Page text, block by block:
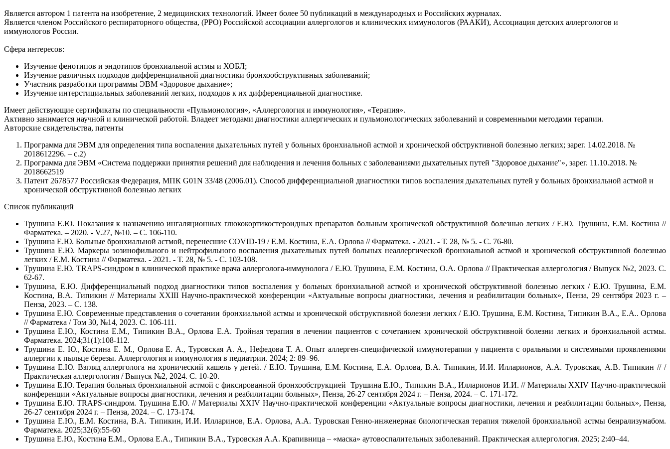
Является автором 1 патента на изобретение, 2 медицинских технологий. Имеет более 50 публикаций в международных и Российских журналах.
Является членом Российского респираторного общества, (РРО) Российской ассоциации аллергологов и клинических иммунологов (РААКИ), Ассоциация детских аллергологов и
иммунологов России.
Сфера интересов:
Изучение фенотипов и эндотипов бронхиальной астмы и ХОБЛ;
Изучение различных подходов дифференциальной диагностики бронхообструктивных заболеваний;
Участник разработки программы ЭВМ «Здоровое дыхание»;
Изучение интерстициальных заболеваний легких, подходов к их дифференциальной диагностике.
Имеет действующие сертификаты по специальности «Пульмонология», «Аллергология и иммунология», «Терапия».
Активно занимается научной и клинической работой. Владеет методами диагностики аллергических и пульмонологических заболеваний и современными методами терапии.
Авторские свидетельства, патенты
Программа для ЭВМ для определения типа воспаления дыхательных путей у больных бронхиальной астмой и хронической обструктивной болезнью легких; зарег. 14.02.2018. №
2018612296. – с.2)
Программа для ЭВМ «Система поддержки принятия решений для наблюдения и лечения больных с заболеваниями дыхательных путей "Здоровое дыхание"», зарег. 11.10.2018. №
2018662519
Патент 2678577 Российская Федерация, МПК G01N 33/48 (2006.01). Способ дифференциальной диагностики типов воспаления дыхательных путей у больных бронхиальной астмой и
хронической обструктивной болезнью легких
Список публикаций
Трушина Е.Ю. Показания к назначению ингаляционных глюкокортикостероидных препаратов больным хронической обструктивной болезнью легких / Е.Ю. Трушина, Е.М. Костина //
Фарматека. – 2020. - V.27, №10. – С. 106-110.
Трушина Е.Ю. Больные бронхиальной астмой, перенесшие COVID-19 / Е.М. Костина, Е.А. Орлова // Фарматека. - 2021. - Т. 28, № 5. - С. 76-80.
Трушина Е.Ю. Маркеры эозинофильного и нейтрофильного воспаления дыхательных путей больных неаллергической бронхиальной астмой и хронической обструктивной болезнью
легких / Е.М. Костина // Фарматека. - 2021. - Т. 28, № 5. - С. 103-108.
Трушина Е.Ю. TRAPS-синдром в клинической практике врача аллерголога-иммунолога / Е.Ю. Трушина, Е.М. Костина, О.А. Орлова // Практическая аллергология / Выпуск №2, 2023. С.
62-67.
Трушина, Е.Ю. Дифференциальный подход диагностики типов воспаления у больных бронхиальной астмой и хронической обструктивной болезнью легких / Е.Ю. Трушина, Е.М.
Костина, В.А. Типикин // Материалы XXIII Научно-практической конференции «Актуальные вопросы диагностики, лечения и реабилитации больных», Пенза, 29 сентября 2023 г. –
Пенза, 2023. – С. 138.
Трушина Е.Ю. Современные представления о сочетании бронхиальной астмы и хронической обструктивной болезни легких / Е.Ю. Трушина, Е.М. Костина, Типикин В.А., Е.А.. Орлова
// Фарматека / Том 30, №14, 2023. С. 106-111.
Трушина Е.Ю., Костина Е.М., Типикин В.А., Орлова Е.А. Тройная терапия в лечении пациентов с сочетанием хронической обструктивной болезни легких и бронхиальной астмы.
Фарматека. 2024;31(1):108-112.
Трушина Е. Ю., Костина Е. М., Орлова Е. А., Туровская А. А., Нефедова Т. А. Опыт аллерген-специфической иммунотерапии у пациента с оральными и системными проявлениями
аллергии к пыльце березы. Аллергология и иммунология в педиатрии. 2024; 2: 89–96.
Трушина Е.Ю. Взгляд аллерголога на хронический кашель у детей. / Е.Ю. Трушина, Е.М. Костина, Е.А. Орлова, В.А. Типикин, И.И. Илларионов, А.А. Туровская, А.В. Типикин // /
Практическая аллергология / Выпуск №2, 2024. С. 10-20.
Трушина Е.Ю. Терапия больных бронхиальной астмой с фиксированной бронхообструкцией Трушина Е.Ю., Типикин В.А., Илларионов И.И. // Материалы XХIV Научно-практической
конференции «Актуальные вопросы диагностики, лечения и реабилитации больных», Пенза, 26-27 сентября 2024 г. – Пенза, 2024. – С. 171-172.
Трушина Е.Ю. TRAPS-синдром. Трушина Е.Ю. // Материалы XХIV Научно-практической конференции «Актуальные вопросы диагностики, лечения и реабилитации больных», Пенза,
26-27 сентября 2024 г. – Пенза, 2024. – С. 173-174.
Трушина Е.Ю., Е.М. Костина, В.А. Типикин, И.И. Илларинов, Е.А. Орлова, А.А. Туровская Генно-инженерная биологическая терапия тяжелой бронхиальной астмы бенрализумабом.
Фарматека. 2025;32(6):55-60
Трушина Е.Ю., Костина Е.М., Орлова Е.А., Типикин В.А., Туровская А.А. Крапивница – «маска» аутовоспалительных заболеваний. Практическая аллергология. 2025; 2:40–44.